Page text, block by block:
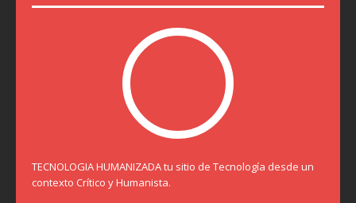
TECNOLOGIA HUMANIZADA tu sitio de Tecnología desde un
contexto Crítico y Humanista.